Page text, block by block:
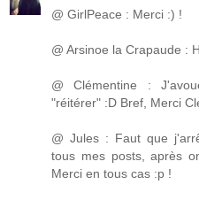
@ GirlPeace : Merci :) !
@ Arsinoe la Crapaude :
@ Clémentine :
"réitérer" :D Bref, Merci
@ Jules : Faut que
tous mes posts, après
Merci en tous cas :p !